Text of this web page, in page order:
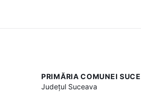
PRIMĂRIA COMUNEI
Județul Suceava